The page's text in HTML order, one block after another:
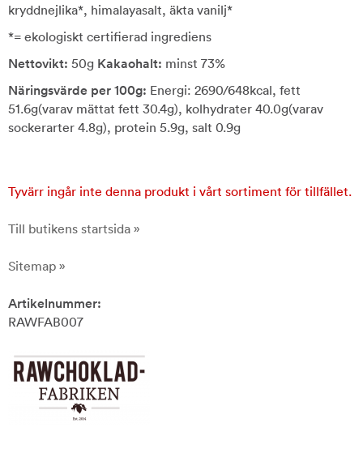
kryddnejlika*, himalayasalt, äkta vanilj*
*= ekologiskt certifierad ingrediens
Nettovikt: 50g Kakaohalt: minst 73%
Näringsvärde per 100g: Energi: 2690/648kcal, fett
51.6g(varav mättat fett 30.4g), kolhydrater 40.0g(varav
sockerarter 4.8g), protein 5.9g, salt 0.9g
Tyvärr ingår inte denna produkt i vårt sortiment för tillfället.
Till butikens startsida »
Sitemap »
Artikelnummer:
RAWFAB007